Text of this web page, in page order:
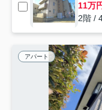
11万
2階 /
アパート